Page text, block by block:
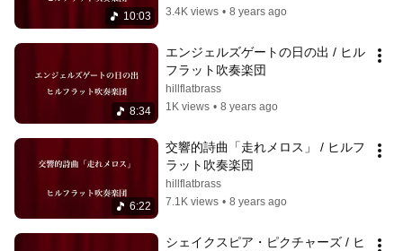
10:03
3.4K views • 8 years ago
8:34
エンジェルズゲートの日の出 / ヒル
フラット吹奏楽団
hillflatbrass
1K views • 8 years ago
6:22
交響的詩曲「走れメロス」 / ヒルフ
ラット吹奏楽団
hillflatbrass
7.1K views • 8 years ago
シェイクスピア・ピクチャーズ / ヒ